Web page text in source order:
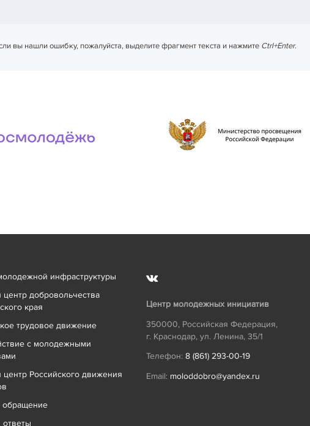
вы нашли ошибку, пожалуйста, выделите фрагмент текста и нажмите Ctrl+Enter.
инфраструктуры
добровольчества
края
трудовое движение
с молодежными
центр Российского движения
обращение
Центр молодежных инициатив
350000, Российская Федерация,
г. Краснодар, ул. Ленина, 35/1
Телефон: 8 (861) 293-00-19
Email: moloddobro@yandex.ru